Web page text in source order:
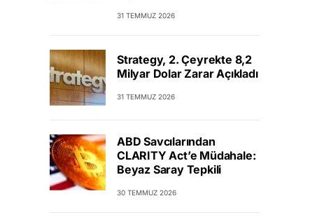
31 TEMMUZ 2026
Strategy, 2. Çeyrekte 8,2
Milyar Dolar Zarar Açıkladı
31 TEMMUZ 2026
ABD Savcılarından
CLARITY Act’e Müdahale:
Beyaz Saray Tepkili
30 TEMMUZ 2026